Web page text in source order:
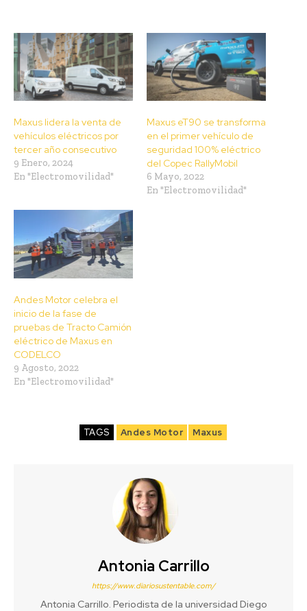
Maxus lidera la venta de
vehículos eléctricos por
tercer año consecutivo
9 Enero, 2024
En "Electromovilidad"
Maxus eT90 se transforma
en el primer vehículo de
seguridad 100% eléctrico
del Copec RallyMobil
6 Mayo, 2022
En "Electromovilidad"
Andes Motor celebra el
inicio de la fase de
pruebas de Tracto Camión
eléctrico de Maxus en
CODELCO
9 Agosto, 2022
En "Electromovilidad"
TAGS Andes Motor Maxus
Antonia Carrillo
https://www.diariosustentable.com/
Antonia Carrillo. Periodista de la universidad Diego